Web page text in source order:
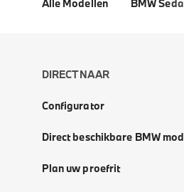
Alle Modellen BMW
DIRECT NAAR
Configurator
Direct beschikbare BMW
Plan uw proefrit